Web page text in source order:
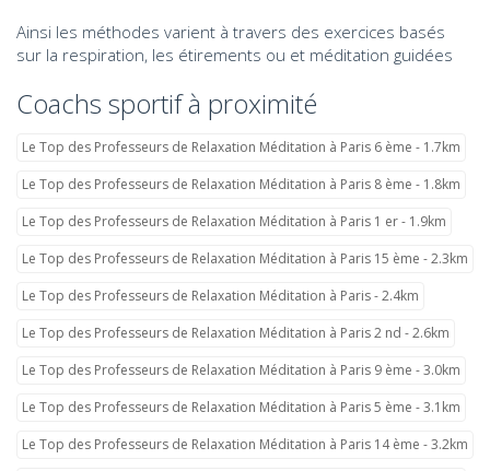
Ainsi les méthodes varient à travers des exercices basés
sur la respiration, les étirements ou et méditation guidées
Coachs sportif à proximité
Le Top des Professeurs de Relaxation Méditation à Paris 6 ème - 1.7km
Le Top des Professeurs de Relaxation Méditation à Paris 8 ème - 1.8km
Le Top des Professeurs de Relaxation Méditation à Paris 1 er - 1.9km
Le Top des Professeurs de Relaxation Méditation à Paris 15 ème - 2.3km
Le Top des Professeurs de Relaxation Méditation à Paris - 2.4km
Le Top des Professeurs de Relaxation Méditation à Paris 2 nd - 2.6km
Le Top des Professeurs de Relaxation Méditation à Paris 9 ème - 3.0km
Le Top des Professeurs de Relaxation Méditation à Paris 5 ème - 3.1km
Le Top des Professeurs de Relaxation Méditation à Paris 14 ème - 3.2km